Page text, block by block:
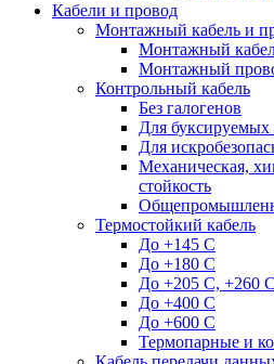
Кабели и провод
Монтажный кабель и
Монтажный
Монтажный
Контрольный кабель
Без галогенов
Для буксируемых
Для
Механическая,
стойкость
Термостойкий кабель
До +145 С
До +180 C
До +205 С, +260 С
До +400 C
До +600 С
Термопарные и